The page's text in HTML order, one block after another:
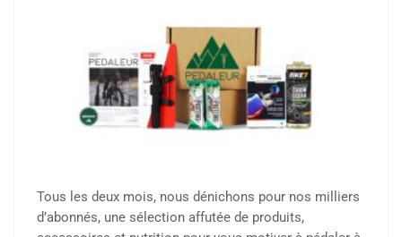
Tous les deux mois, nous dénichons pour nos milliers
d’abonnés, une sélection affutée de produits,